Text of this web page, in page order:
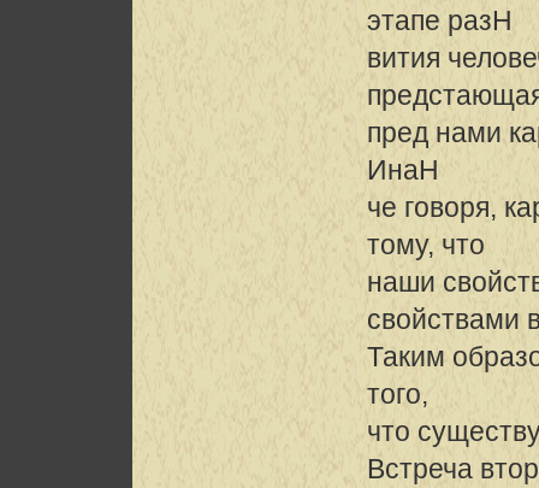
этапе разH
вития
пред нами
ИнаH
че говоря,
тому, что
наши
свойствами
Таким
того,
что
Встреча